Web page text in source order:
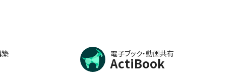
築 電子ブック・動画共有
ActiBook